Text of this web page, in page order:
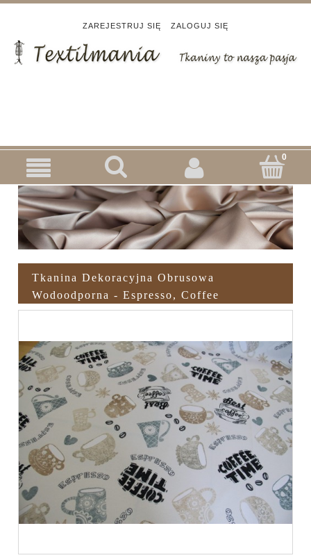
ZAREJESTRUJ SIĘ ZALOGUJ SIĘ
Tkanina Dekoracyjna Obrusowa
Wodoodporna - Espresso, Coffee